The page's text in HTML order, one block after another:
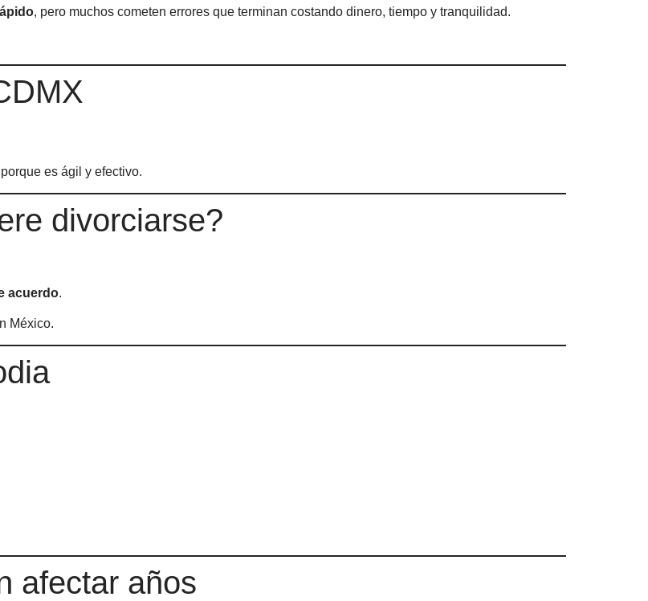
, pero muchos cometen errores que terminan costando dinero, tiempo y tranquilidad.
porque es ágil y efectivo.
divorciarse?
acuerdo.
México.
afectar años